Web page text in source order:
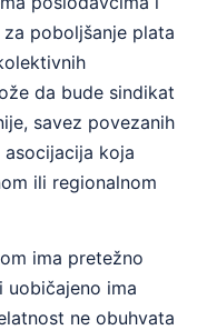
poboljšanje plata
da bude sindikat
savez povezanih
koja
ili regionalnom
ima pretežno
uobičajeno ima
ne obuhvata